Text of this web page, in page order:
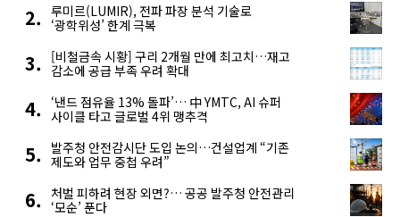
루미르(LUMIR), 전파 파장 분석 기술로
‘광학위성’ 한계 극복
[비철금속 시황] 구리 2개월 만에 최고치…재고
감소에 공급 부족 우려 확대
‘낸드 점유율 13% 돌파’… 中 YMTC, AI 슈퍼
사이클 타고 글로벌 4위 맹추격
발주청 안전감시단 도입 논의…건설업계 “기존
제도와 업무 중첩 우려”
처벌 피하려 현장 외면?… 공공 발주청 안전관리
‘모순’ 푼다